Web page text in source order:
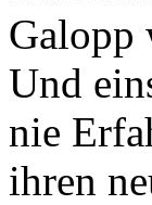
Galopp
Und
nie
ihren